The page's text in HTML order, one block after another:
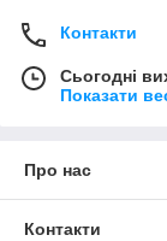
Контакти
Сьогодні
Показати
Про нас
Контакти